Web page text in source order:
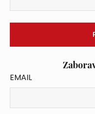
EMAIL